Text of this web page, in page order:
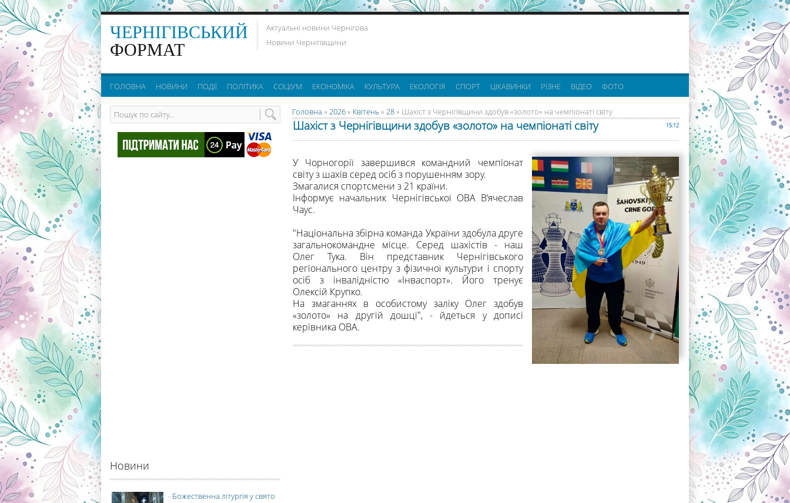
реклама партнерів:
ЧЕРНІГІВСЬКИЙ
ФОРМАТ
Актуальні новини Чернігова
Новини Чернігівщини
ГОЛОВНА НОВИНИ ПОДІЇ ПОЛІТИКА СОЦІУМ ЕКОНОМІКА КУЛЬТУРА ЕКОЛОГІЯ СПОРТ ЦІКАВИНКИ РІЗНЕ ВІДЕО ФОТО
Головна » 2026» Квітень» 28» Шахіст з Чернігівщини здобув «золото» на чемпіонаті світу
15:12
Шахіст з Чернігівщини здобув «золото» на чемпіонаті світу
У Чорногорії завершився командний чемпіонат
світу з шахів серед осіб з порушенням зору.
Змагалися спортсмени з 21 країни.
Інформує начальник Чернігівської ОВА В‘ячеслав
Чаус.
"Національна збірна команда України здобула друге
загальнокомандне місце. Серед шахістів - наш
Олег Тука. Він представник Чернігівського
регіонального центру з фізичної культури і спорту
осіб з інвалідністю «Інваспорт». Його тренує
Олексій Крупко.
На змаганнях в особистому заліку Олег здобув
«золото» на другій дошці", - йдеться у дописі
керівника ОВА.
Новини
- Божественна літургія у свято